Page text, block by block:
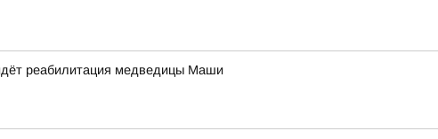
реабилитация медведицы Маши